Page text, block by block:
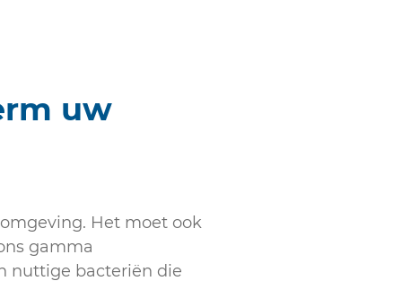
uw
Het moet ook
gamma
nuttige bacteriën die